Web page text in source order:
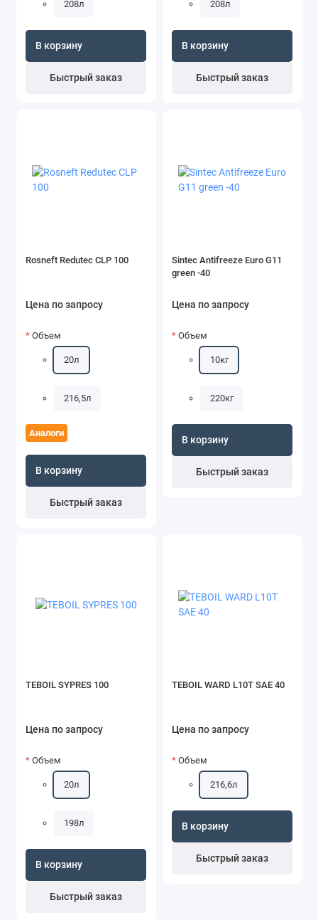
208л
В корзину
Быстрый заказ
208л
В корзину
Быстрый заказ
Rosneft Redutec CLP 100
Цена по запросу
Аналоги
Объем
20л
216,5л
В корзину
Быстрый заказ
Sintec Antifreeze Euro G11
green -40
Цена по запросу
Объем
10кг
220кг
В корзину
Быстрый заказ
TEBOIL SYPRES 100
Цена по запросу
Объем
20л
198л
В корзину
Быстрый заказ
TEBOIL WARD L10T SAE 40
Цена по запросу
Объем
216,6л
В корзину
Быстрый заказ